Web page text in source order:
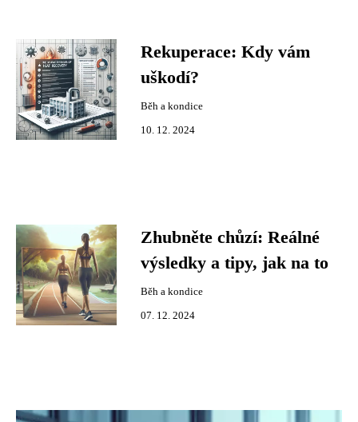
Rekuperace: Kdy vám
uškodí?
Běh a kondice
10. 12. 2024
Zhubněte chůzí: Reálné
výsledky a tipy, jak na to
Běh a kondice
07. 12. 2024